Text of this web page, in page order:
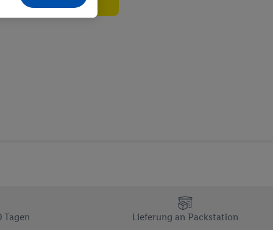
Tagen Lieferung an Packstation
- sowie Ihre
Speichern von
E-Mail-
verfügbar ist.
und einer